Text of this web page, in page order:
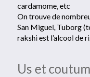
cardamome, etc
On trouve de
San Miguel, Tuborg
rakshi est l’alcool de
Us et